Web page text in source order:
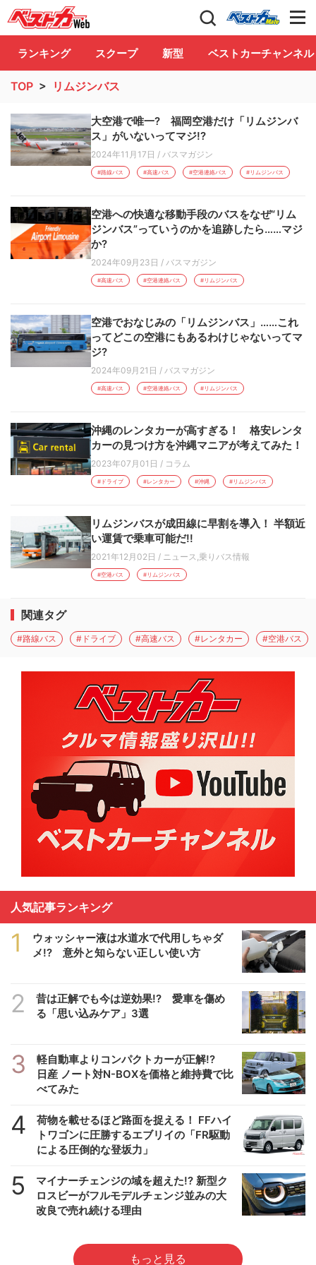
自動車情報誌「ベストカー」 Club
ランキング スクープ 新型 ベストカーチャンネル
TOP > リムジンバス
大空港で唯一? 福岡空港だけ「リムジンバ
ス」がいないってマジ!?
2024年11月17日 / バスマガジン
#路線バス #高速バス #空港連絡バス #リムジンバス
空港への快適な移動手段のバスをなぜ“リム
ジンバス”っていうのかを追跡したら……マジ
か?
2024年09月23日 / バスマガジン
#高速バス #空港連絡バス #リムジンバス
空港でおなじみの「リムジンバス」……これ
ってどこの空港にもあるわけじゃないってマ
ジ?
2024年09月21日 / バスマガジン
#高速バス #空港連絡バス #リムジンバス
沖縄のレンタカーが高すぎる！ 格安レンタ
カーの見つけ方を沖縄マニアが考えてみた！
2023年07月01日 / コラム
#ドライブ #レンタカー #沖縄 #リムジンバス
リムジンバスが成田線に早割を導入！ 半額近
い運賃で乗車可能だ!!
2021年12月02日 / ニュース ,乗りバス情報
#空港バス #リムジンバス
関連タグ
#路線バス #ドライブ #高速バス #レンタカー #空港バス
人気記事ランキング
1
ウォッシャー液は水道水で代用しちゃダ
メ!? 意外と知らない正しい使い方
2
昔は正解でも今は逆効果!? 愛車を傷め
る「思い込みケア」3選
3
軽自動車よりコンパクトカーが正解!?
日産 ノート対N-BOXを価格と維持費で比
べてみた
4
荷物を載せるほど路面を捉える！ FFハイ
トワゴンに圧勝するエブリイの「FR駆動
による圧倒的な登坂力」
5
マイナーチェンジの域を超えた!? 新型ク
ロスビーがフルモデルチェンジ並みの大
改良で売れ続ける理由
もっと見る